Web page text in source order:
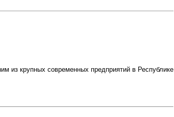
из крупных современных предприятий в Республике